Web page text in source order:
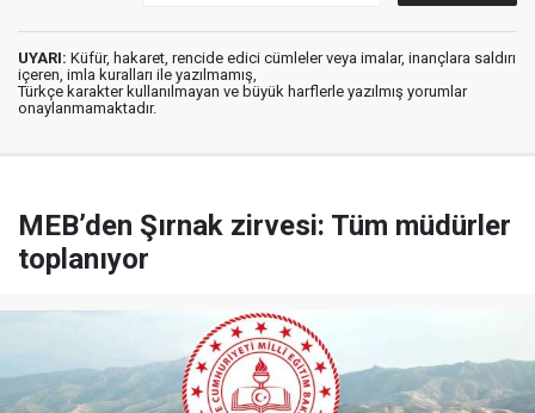
UYARI: Küfür, hakaret, rencide edici cümleler veya imalar, inançlara saldırı
içeren, imla kuralları ile yazılmamış,
Türkçe karakter kullanılmayan ve büyük harflerle yazılmış yorumlar
onaylanmamaktadır.
MEB’den Şırnak zirvesi: Tüm müdürler
toplanıyor